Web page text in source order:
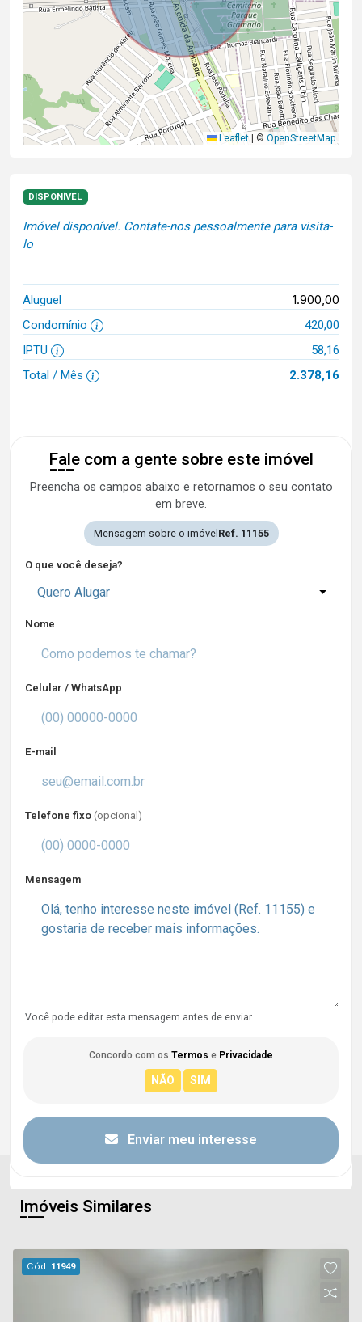
Leaflet © OpenStreetMap
DISPONÍVEL
Imóvel disponível. Contate-nos pessoalmente para visita-
lo
Aluguel 1.900,00
Condomínio
420,00
IPTU
58,16
Total / Mês
2.378,16
Fale com a gente sobre este imóvel
Preencha os campos abaixo e retornamos o seu contato
em breve.
Mensagem sobre o imóvel Ref. 11155
O que você deseja?
Quero Alugar
Nome
Celular / WhatsApp
E-mail
Telefone fixo (opcional)
Mensagem
Você pode editar esta mensagem antes de enviar.
Concordo com os Termos e Privacidade
Enviar meu interesse
Imóveis Similares
Cód. 11949